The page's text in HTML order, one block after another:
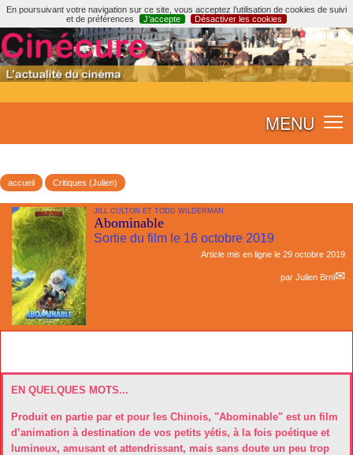
En poursuivant votre navigation sur ce site, vous acceptez l’utilisation de cookies de suivi
et de préférences
J’accepte Désactiver les cookies
MENU
accueil Critiques (Julien)
JILL CULTON ET TODD WILDERMAN
Abominable
Sortie du film le 16 octobre 2019
Article mis en ligne le 29 octobre 2019
par Julien Brnl
EN QUELQUES MOTS...
Produit en partie par et pour les Chinois, "Abominable" est un film
d’animation à destination de vos petits yétis, à la fois poétique et
lumineux, amusant et attendrissant, mais sans doute un peu trop